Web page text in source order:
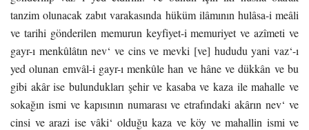
tanzim olunacak zabıt varakasında hüküm ilâmının hulâsa-i meâli
ve tarihi gönderilen memurun keyfiyet-i memuriyet ve azîmeti ve
gayr-ı menkûlâtın nev‘ ve cins ve mevki [ve] hududu yani vaz‘-ı
yed olunan emvâl-i gayr-ı menkûle han ve hâne ve dükkân ve bu
gibi akâr ise bulundukları şehir ve kasaba ve kaza ile mahalle ve
sokağın ismi ve kapısının numarası ve etrafındaki akârın nev‘ ve
cinsi ve arazi ise vâki‘ olduğu kaza ve köy ve mahallin ismi ve